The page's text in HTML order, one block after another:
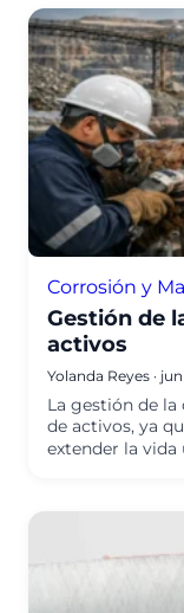
Corrosión y
Gestión de
activos
Yolanda Reyes ·
La gestión de
de activos, ya
extender la